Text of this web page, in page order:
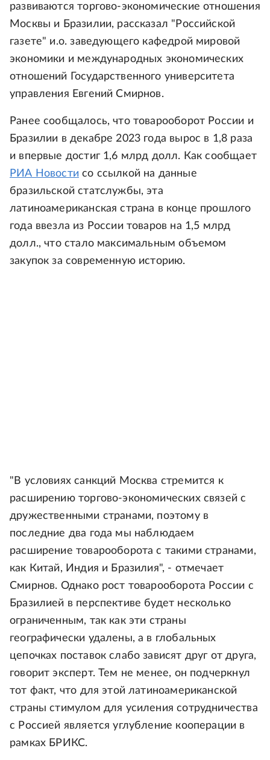
развиваются торгово-экономические отношения
Москвы и Бразилии, рассказал "Российской
газете" и.о. заведующего кафедрой мировой
экономики и международных экономических
отношений Государственного университета
управления Евгений Смирнов.
Ранее сообщалось, что товарооборот России и
Бразилии в декабре 2023 года вырос в 1,8 раза
и впервые достиг 1,6 млрд долл. Как сообщает
РИА Новости со ссылкой на данные
бразильской статслужбы, эта
латиноамериканская страна в конце прошлого
года ввезла из России товаров на 1,5 млрд
долл., что стало максимальным объемом
закупок за современную историю.
"В условиях санкций Москва стремится к
расширению торгово-экономических связей с
дружественными странами, поэтому в
последние два года мы наблюдаем
расширение товарооборота с такими странами,
как Китай, Индия и Бразилия", - отмечает
Смирнов. Однако рост товарооборота России с
Бразилией в перспективе будет несколько
ограниченным, так как эти страны
географически удалены, а в глобальных
цепочках поставок слабо зависят друг от друга,
говорит эксперт. Тем не менее, он подчеркнул
тот факт, что для этой латиноамериканской
страны стимулом для усиления сотрудничества
с Россией является углубление кооперации в
рамках БРИКС.